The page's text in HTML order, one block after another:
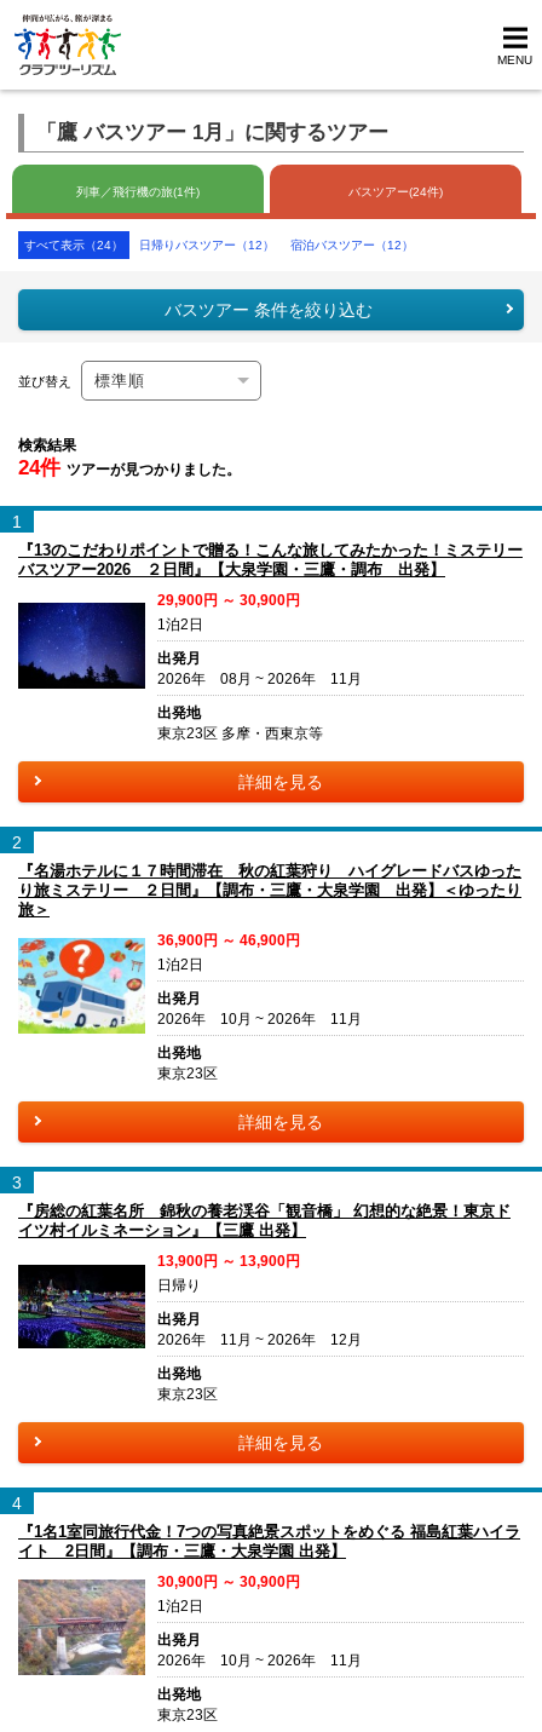
MENU
「鷹 バスツアー 1月」に関するツアー
列車／飛行機の旅(1件) バスツアー(24件)
すべて表示（24） 日帰りバスツアー（12） 宿泊バスツアー（12）
バスツアー 条件を絞り込む
並び替え
検索結果
24件 ツアーが見つかりました。
1
『13のこだわりポイントで贈る！こんな旅してみたかった！ミステリー
バスツアー2026 ２日間』【大泉学園・三鷹・調布 出発】
29,900円 ～ 30,900円
1泊2日
出発月
2026年 08月 ~ 2026年 11月
出発地
東京23区 多摩・西東京等
詳細を見る
2
『名湯ホテルに１７時間滞在 秋の紅葉狩り ハイグレードバスゆった
り旅ミステリー ２日間』【調布・三鷹・大泉学園 出発】＜ゆったり
旅＞
36,900円 ～ 46,900円
1泊2日
出発月
2026年 10月 ~ 2026年 11月
出発地
東京23区
詳細を見る
3
『房総の紅葉名所 錦秋の養老渓谷「観音橋」 幻想的な絶景！東京ド
イツ村イルミネーション』【三鷹 出発】
13,900円 ～ 13,900円
日帰り
出発月
2026年 11月 ~ 2026年 12月
出発地
東京23区
詳細を見る
4
『1名1室同旅行代金！7つの写真絶景スポットをめぐる 福島紅葉ハイラ
イト 2日間』【調布・三鷹・大泉学園 出発】
30,900円 ～ 30,900円
1泊2日
出発月
2026年 10月 ~ 2026年 11月
出発地
東京23区